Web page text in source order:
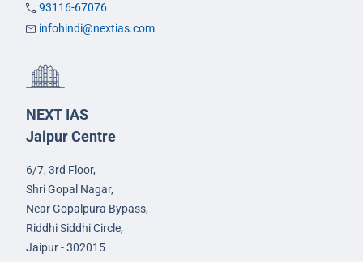
93116-67076
infohindi@nextias.com
NEXT IAS
Jaipur Centre
6/7, 3rd Floor,
Shri Gopal Nagar,
Near Gopalpura Bypass,
Riddhi Siddhi Circle,
Jaipur - 302015